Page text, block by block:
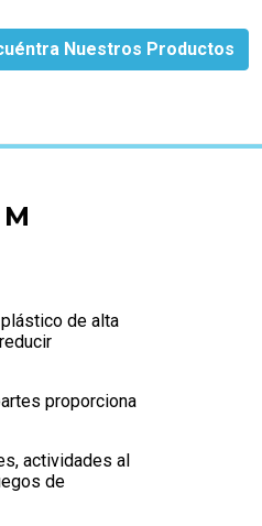
Nuestros Productos
de alta
proporciona
actividades al
de